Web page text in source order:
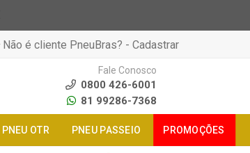
Não é cliente PneuBras? - Cadastrar
Fale Conosco
0800 426-6001
81 99286-7368
PNEU OTR PNEU PASSEIO PROMOÇÕES